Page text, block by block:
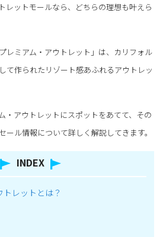
レットモールなら、どちらの理想も叶えら
レミアム・アウトレット」は、カリフォル
て作られたリゾート感あふれるアウトレッ
・アウトレットにスポットをあてて、その
ール情報について詳しく解説してきます。
INDEX
レットとは？